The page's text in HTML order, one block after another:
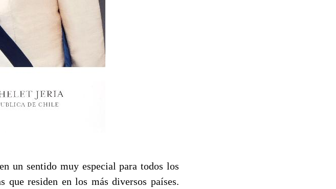
un sentido muy especial para todos los
que residen en los más diversos países.